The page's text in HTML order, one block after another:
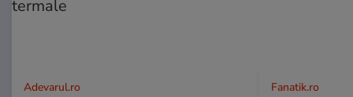
Adevarul.ro Fanatik.ro